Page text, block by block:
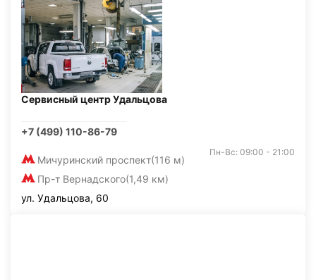
Сервисный центр Удальцова
+7 (499) 110-86-79
Мичуринский проспект(116 м)
Пр-т Вернадского(1,49 км)
Пн-Вс: 09:00 - 21:00
ул. Удальцова, 60